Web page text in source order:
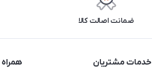
ضمانت اصالت کالا
خدمات مشتریان